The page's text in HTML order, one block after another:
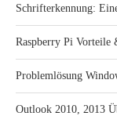
Schrifterkennung:
Raspberry Pi Vorteile
Problemlösung
Outlook 2010, 2013